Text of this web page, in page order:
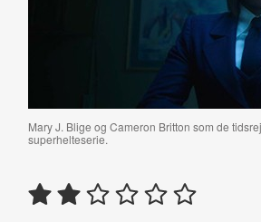
Mary J. Blige og Cameron Britton som de
superhelteserie.